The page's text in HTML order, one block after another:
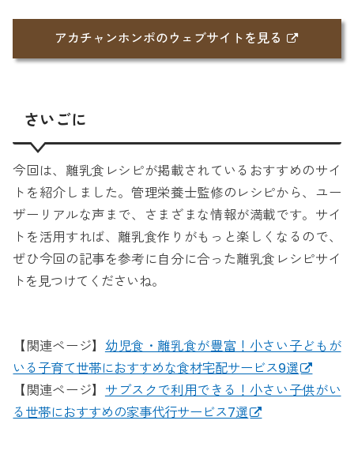
アカチャンホンポのウェブサイトを見る
さいごに
今回は、離乳食レシピが掲載されているおすすめのサイ
トを紹介しました。管理栄養士監修のレシピから、ユー
ザーリアルな声まで、さまざまな情報が満載です。サイ
トを活用すれば、離乳食作りがもっと楽しくなるので、
ぜひ今回の記事を参考に自分に合った離乳食レシピサイ
トを見つけてくださいね。
【関連ページ】 幼児食・離乳食が豊富！小さい子どもが
いる子育て世帯におすすめな食材宅配サービス9選
【関連ページ】 サブスクで利用できる！小さい子供がい
る世帯におすすめの家事代行サービス7選